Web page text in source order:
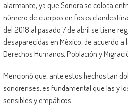
alarmante, ya que Sonora se coloca
número de cuerpos en fosas
del 2018 al pasado 7 de abril se tiene
desaparecidas en México, de acuerdo a
Derechos Humanos, Población y
Mencionó que, ante estos hechos tan
sonorenses, es fundamental que las y
sensibles y empáticos.